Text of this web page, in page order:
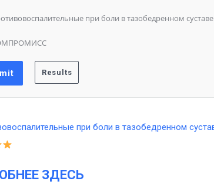
при боли в тазобедренном суставе
ЗДЕСЬ